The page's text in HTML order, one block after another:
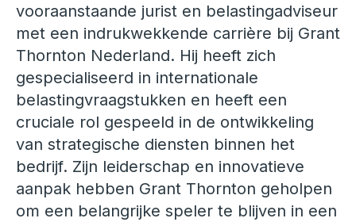
vooraanstaande jurist en belastingadviseur
met een indrukwekkende carrière bij Grant
Thornton Nederland. Hij heeft zich
gespecialiseerd in internationale
belastingvraagstukken en heeft een
cruciale rol gespeeld in de ontwikkeling
van strategische diensten binnen het
bedrijf. Zijn leiderschap en innovatieve
aanpak hebben Grant Thornton geholpen
om een belangrijke speler te blijven in een